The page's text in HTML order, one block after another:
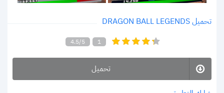
تحميل DRAGON BALL LEGENDS
4.5/5 1
تحميل